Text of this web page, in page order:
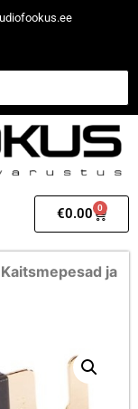
€0.00 0
Kaitsmepesad ja